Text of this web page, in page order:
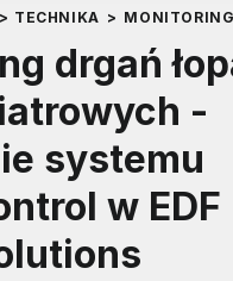
> TECHNIKA >
drgań
-
systemu
w EDF